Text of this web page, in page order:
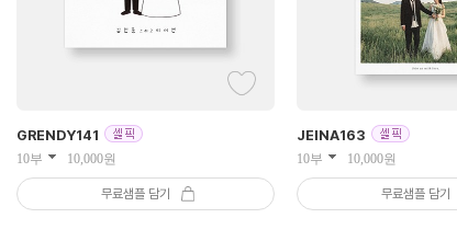
GRENDY141
10부 10,000원
무료샘플 담기
JEINA163
10부 10,000원
무료샘플 담기